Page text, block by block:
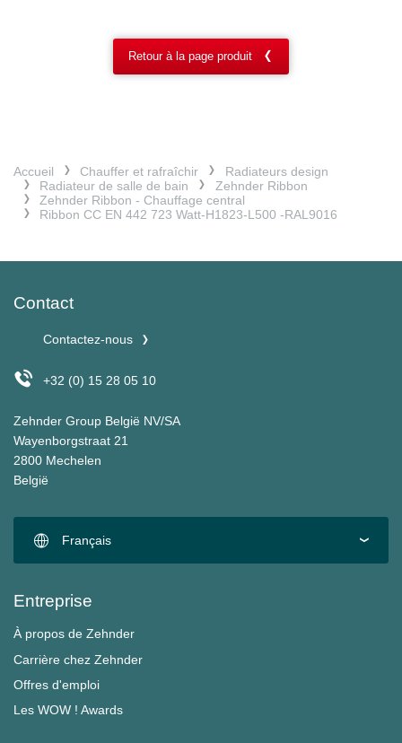
Retour à la page produit
Accueil Chauffer et rafraîchir
Radiateurs design
Radiateur de salle de bain
Zehnder Ribbon
Zehnder Ribbon - Chauffage central
Ribbon CC EN 442 723 Watt-H1823-L500 -RAL9016
Contact
Contactez-nous
+32 (0) 15 28 05 10
Zehnder Group België NV/SA
Wayenborgstraat 21
2800 Mechelen
België
Français
Entreprise
À propos de Zehnder
Carrière chez Zehnder
Offres d'emploi
Les WOW ! Awards